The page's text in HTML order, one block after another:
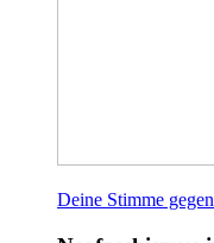
Deine Stimme